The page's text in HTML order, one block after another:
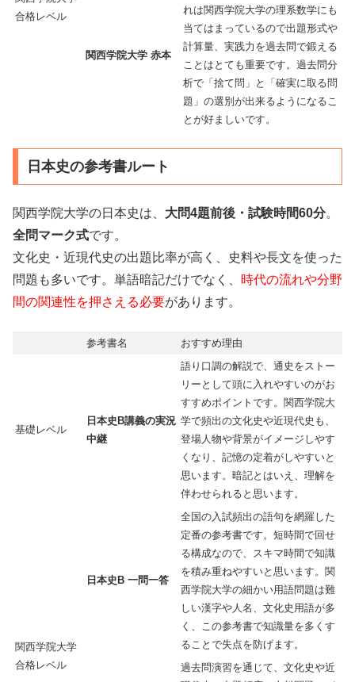
合格レベル
関西学院大学 赤本
れは関西学院大学の理系数学にも
当てはまっているので出題形式や
計算量、実践力を過去問で鍛える
ことはとても重要です。過去問分
析で「捨て問」と「確実に取る問
題」の選別が出来るようになるこ
とが好ましいです。
日本史の参考書ルート
関西学院大学の日本史は、 大問4題前後・試験時間60分。
全問マーク式です。
文化史・近現代史の出題比率が高く、史料や長文を使った
問題も多いです。単語暗記だけでなく、 時代の流れや分野
間の関連性を押さえる必要があります。
参考書名 おすすめ理由
基礎レベル
日本史B講義の実況
中継
語り口調の解説で、通史をストー
リーとして頭に入れやすいのがお
すすめポイントです。関西学院大
学で頻出の文化史や近現代史も、
登場人物や背景がイメージしやす
くなり、記憶の定着がしやすいと
思います。暗記とはいえ、理解を
伴わせられると思います。
関西学院大学
合格レベル
日本史B 一問一答
全国の入試頻出の語句を網羅した
定番の参考書です。短時間で回せ
る構成なので、スキマ時間で知識
を積み重ねやすいと思います。関
西学院大学の細かい用語問題は難
しい漢字や人名、文化史用語が多
く、この参考書で知識量を多くす
ることで失点を防げます。
過去問演習を通じて、文化史や近